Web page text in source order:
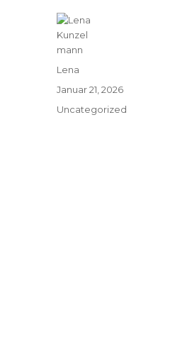
Autor
Lena
Veröffentlicht
am
Januar 21, 2026
Kategorien
Uncategorized